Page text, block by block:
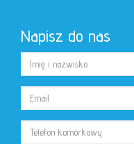
Napisz do nas